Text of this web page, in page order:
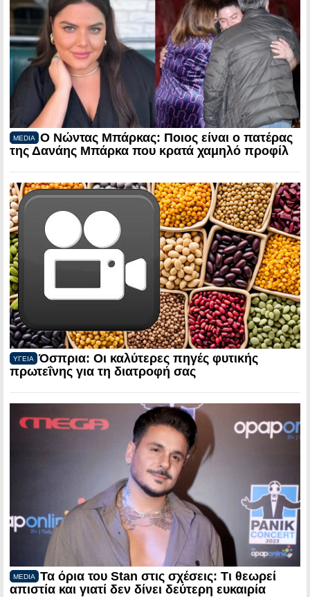
MEDIA
Ο Νώντας Μπάρκας: Ποιος είναι ο πατέρας
της Δανάης Μπάρκα που κρατά χαμηλό προφίλ
ΥΓΕΙΑ
Όσπρια: Οι καλύτερες πηγές φυτικής
πρωτεΐνης για τη διατροφή σας
MEDIA
Τα όρια του Stan στις σχέσεις: Τι θεωρεί
απιστία και γιατί δεν δίνει δεύτερη ευκαιρία